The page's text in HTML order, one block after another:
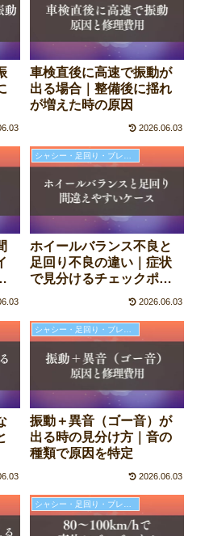
車検直後に高速で振動が
出る場合｜整備後に揺れ
が増えた時の原因
2026.06.03
ホイールバランス不良と
足回り不良の違い｜症状
で見分けるチェックポイ
2026.06.03
シャシー・足回り・ブレーキの故障と修理費用
振動＋異音（ゴー音）が
出る時の見分け方｜音の
種類で原因を特定
2026.06.03